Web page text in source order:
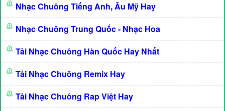
Nhạc Chuông Tiếng Anh, Âu Mỹ Hay
Nhạc Chuông Trung Quốc - Nhạc Hoa
Tải Nhạc Chuông Hàn Quốc Hay Nhất
Tải Nhạc Chuông Remix Hay
Tải Nhạc Chuông Rap Việt Hay